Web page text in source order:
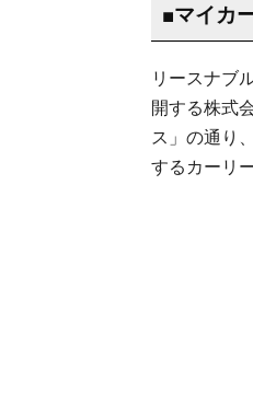
■マイカ
リースナブ
開する株式
ス」の通り
するカーリ